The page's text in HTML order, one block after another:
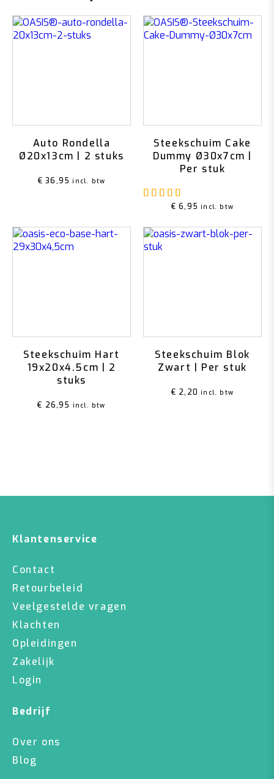
Auto Rondella
Ø20x13cm | 2 stuks
€ 36,95 incl. btw
Steekschuim Cake
Dummy Ø30x7cm |
Per stuk
€ 6,95 incl. btw
Steekschuim Hart
19x20x4.5cm | 2
stuks
€ 26,95 incl. btw
Steekschuim Blok
Zwart | Per stuk
€ 2,20 incl. btw
Klantenservice
Contact
Retourbeleid
Veelgestelde vragen
Klachten
Opleidingen
Zakelijk
Login
Bedrijf
Over ons
Blog